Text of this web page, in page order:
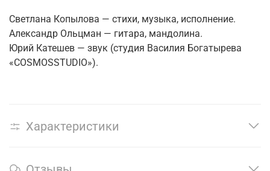
Светлана Копылова — стихи, музыка, исполнение.
Александр Ольцман — гитара, мандолина.
Юрий Катешев — звук (студия Василия Богатырева
«COSMOSSTUDIO»).
Характеристики